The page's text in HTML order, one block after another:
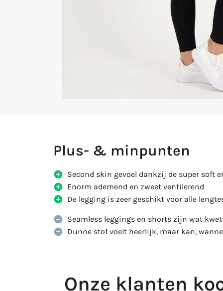
Plus- & minpunten
Second skin gevoel dankzij de super soft
Enorm ademend en zweet ventilerend
De legging is zeer geschikt voor alle
Seamless leggings en shorts zijn wat
Dunne stof voelt heerlijk, maar kan,
Onze klanten